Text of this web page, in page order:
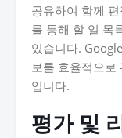
공유하여 함께
를 통해 할 일 목
있습니다.
보를 효율적으로
입니다.
평가 및